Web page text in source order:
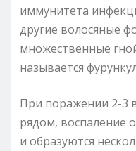
иммунитета
другие волосяные
множественные
называется
При поражении 2-3
рядом, воспаление
и образуются